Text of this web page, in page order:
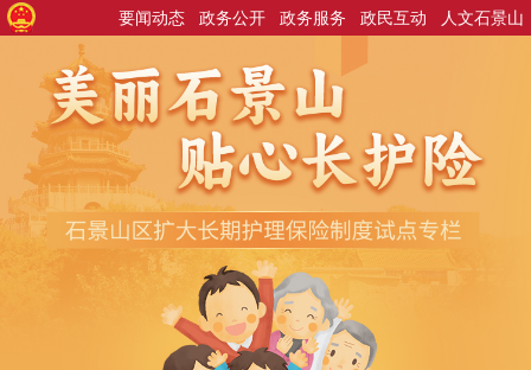
人文石景山
政民互动
政务服务
政务公开
要闻动态